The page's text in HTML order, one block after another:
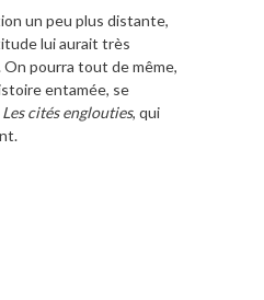
un peu plus distante,
lui aurait très
pourra tout de même,
entamée, se
Les cités englouties, qui